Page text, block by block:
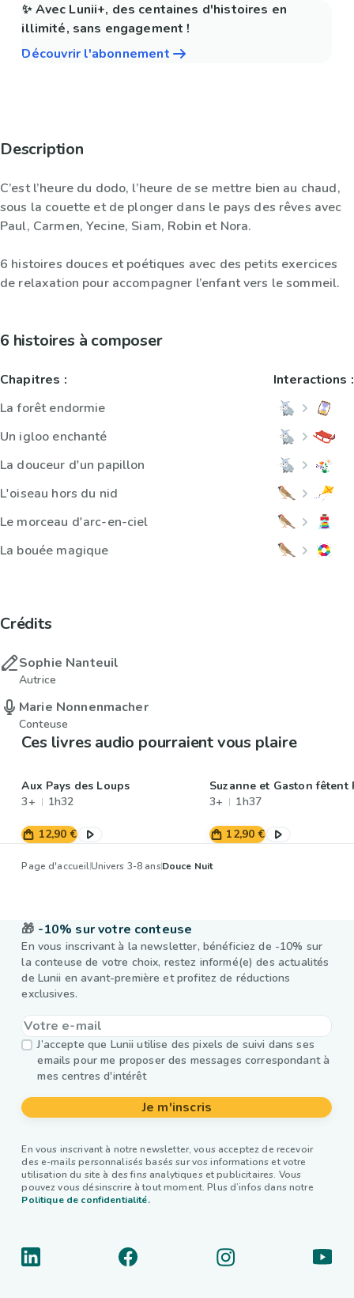
✨ Avec Lunii+, des centaines d'histoires en
illimité, sans engagement !
Découvrir l'abonnement
Description
C’est l’heure du dodo, l’heure de se mettre bien au chaud,
sous la couette et de plonger dans le pays des rêves avec
Paul, Carmen, Yecine, Siam, Robin et Nora.
6 histoires douces et poétiques avec des petits exercices
de relaxation pour accompagner l’enfant vers le sommeil.
6 histoires à composer
Chapitres :
La forêt endormie
Un igloo enchanté
La douceur d'un papillon
L'oiseau hors du nid
Le morceau d'arc-en-ciel
La bouée magique
Interactions :
Crédits
Sophie Nanteuil
Autrice
Marie Nonnenmacher
Conteuse
Ces livres audio pourraient vous plaire
Aux Pays des Loups
3+
1h32
12,90 €
Suzanne et Gaston fêtent
3+
1h37
12,90 €
Page d'accueilUnivers 3-8 ansDouce Nuit
🎁 -10% sur votre conteuse
En vous inscrivant à la newsletter, bénéficiez de -10% sur
la conteuse de votre choix, restez informé(e) des actualités
de Lunii en avant-première et profitez de réductions
exclusives.
J’accepte que Lunii utilise des pixels de suivi dans ses
emails pour me proposer des messages correspondant à
mes centres d'intérêt
Je m'inscris
En vous inscrivant à notre newsletter, vous acceptez de recevoir
des e-mails personnalisés basés sur vos informations et votre
utilisation du site à des fins analytiques et publicitaires. Vous
pouvez vous désinscrire à tout moment. Plus d’infos dans notre
Politique de confidentialité.